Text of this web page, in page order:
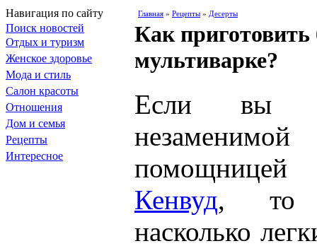
Навигация по сайту
Поиск новостей
Отдых и туризм
Женское здоровье
Мода и стиль
Салон красоты
Отношения
Дом и семья
Рецепты
Интересное
Главная » Рецепты » Десерты
Как
мультиварке?
Если вы
Кенвуд, то
насколько